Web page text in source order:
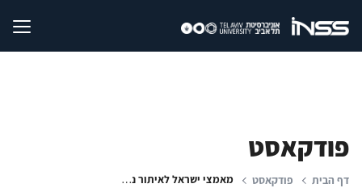
פודקאסט
דף הבית פודקאסט מאמצי ישראל לאיתור נעדרים ושבויים; אמת, פוסט-אמת ופייק ניוז; סיכונים לבני נוער ברשת